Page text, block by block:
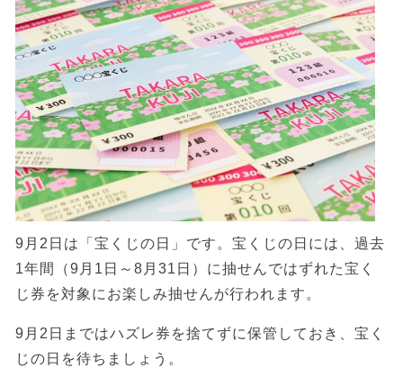
9月2日は「宝くじの日」です。宝くじの日には、過去
1年間（9月1日～8月31日）に抽せんではずれた宝く
じ券を対象にお楽しみ抽せんが行われます。
9月2日まではハズレ券を捨てずに保管しておき、宝く
じの日を待ちましょう。